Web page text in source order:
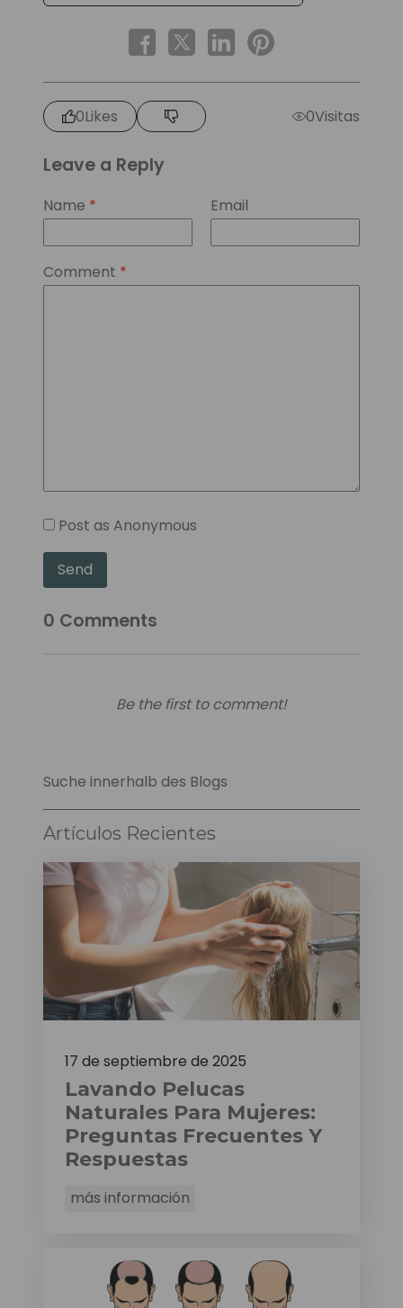
0Likes 0Visitas
Leave a Reply
Name * Email
Comment *
Post as Anonymous
Send
0 Comments
Be the first to comment!
Suche innerhalb des Blogs
Artículos Recientes
17 de septiembre de 2025
Lavando Pelucas
Naturales Para Mujeres:
Preguntas Frecuentes Y
Respuestas
más información